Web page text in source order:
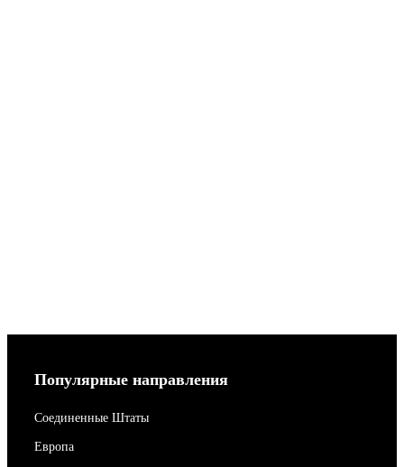
Популярные направления
Соединенные Штаты
Европа